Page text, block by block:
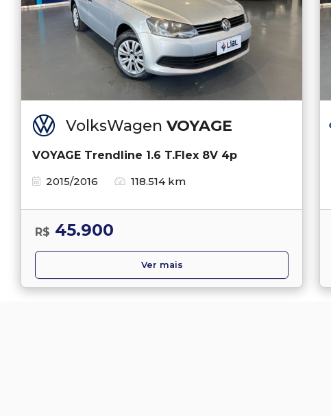
VolksWagen VOYAGE
VOYAGE Trendline 1.6 T.Flex 8V 4p
2015/2016
118.514 km
R$ 45.900
Ver mais